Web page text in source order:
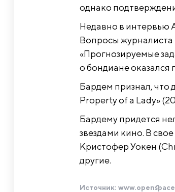
однако
Недавно в интервью
Вопросы журналиста
«Прогнозируемые
о бондиане оказался
Бардем признал, что
Property of a Lady»
Бардему придется
звездами кино. В
Кристофер Уокен
другие.
Источник: